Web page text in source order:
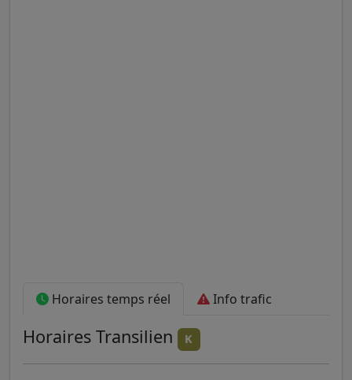
Horaires temps réel Info trafic
Horaires Transilien K